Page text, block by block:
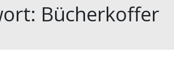
Bücherkoffer